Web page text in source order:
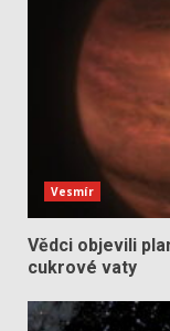
Vesmír
Vědci objevili
cukrové vaty